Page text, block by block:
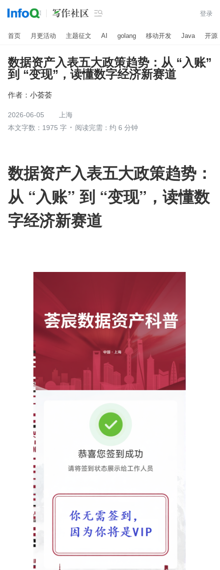
 登录
首页 月更活动 主题征文 AI golang 移动开发 Java 开源
数据资产入表五大政策趋势：从 “入账”
到 “变现”，读懂数字经济新赛道
作者： 小荟荟
2026-06-05
上海
本文字数：1975 字
阅读完需：约 6 分钟
数据资产入表五大政策趋势：
从 “入账” 到 “变现”，读懂数
字经济新赛道